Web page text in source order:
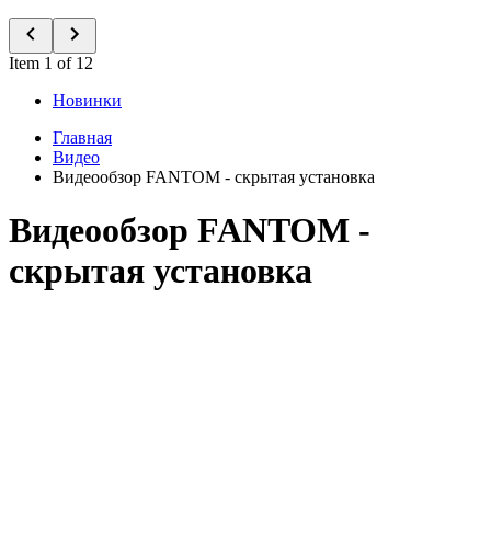
Item 1 of 12
Новинки
Главная
Видео
Видеообзор FANTOM - скрытая установка
Видеообзор FANTOM -
скрытая установка